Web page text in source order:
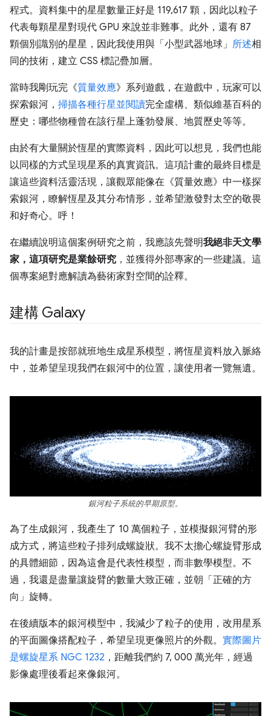
程式。資料集中的星星數量正好是 119,617 顆，因此以粒子
代表每顆星星對現代 GPU 來說並非難事。此外，還有 87
顆個別識別的星星，因此我使用與「小型武器地球」 所述相
同的技術，建立 CSS 標記疊加層。
當時我剛玩完《質量效應》系列遊戲，在遊戲中，玩家可以
探索銀河， 掃描各種行星並閱讀完全虛構、類似維基百科的
歷史：哪些物種曾在該行星上蓬勃發展、地質歷史等等。
由於有大量關於恆星的實際資料，因此可以想見，我們也能
以同樣的方式呈現星系的真實資訊。這項計畫的最終目標是
讓這些資料活靈活現，讓觀眾能像在《質量效應》中一樣探
索銀河，瞭解恆星及其分布情形，並希望激發對太空的敬畏
和好奇心。呼！
在繼續說明這個案例研究之前，我應該先聲明我絕非天文學
家，這項研究是業餘研究 ，並獲得外部專家的一些建議。這
個專案絕對應解讀為藝術家對空間的詮釋。
建構 Galaxy
我的計畫是按部就班地生成星系模型，將恆星資料放入脈絡
中，並希望呈現我們在銀河中的位置，讓使用者一覽無遺。
銀河粒子系統的早期原型。
為了生成銀河，我產生了 10 萬個粒子，並模擬銀河臂的形
成方式，將這些粒子排列成螺旋狀。我不太擔心螺旋臂形成
的具體細節，因為這會是代表性模型，而非數學模型。不
過，我還是盡量讓旋臂的數量大致正確，並朝「正確的方
向」旋轉。
在後續版本的銀河模型中，我減少了粒子的使用，改用星系
的平面圖像搭配粒子，希望呈現更像照片的外觀。 實際圖片
是螺旋星系 NGC 1232 ，距離我們約 7, 000 萬光年，經過
影像處理後看起來像銀河。